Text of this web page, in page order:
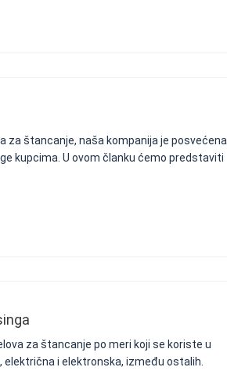
za štancanje, naša kompanija je posvećena
kupcima. U ovom članku ćemo predstaviti
za štancanje po meri koji se koriste u
i elektronska, između ostalih.